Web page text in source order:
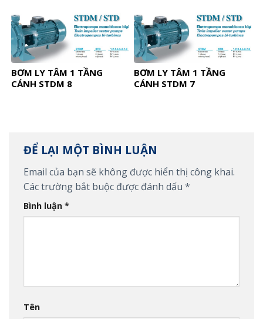
BƠM LY TÂM 1 TẦNG
CÁNH STDM 8
BƠM LY TÂM 1 TẦNG
CÁNH STDM 7
ĐỂ LẠI MỘT BÌNH LUẬN
Email của bạn sẽ không được hiển thị công khai.
Các trường bắt buộc được đánh dấu *
Bình luận *
Tên